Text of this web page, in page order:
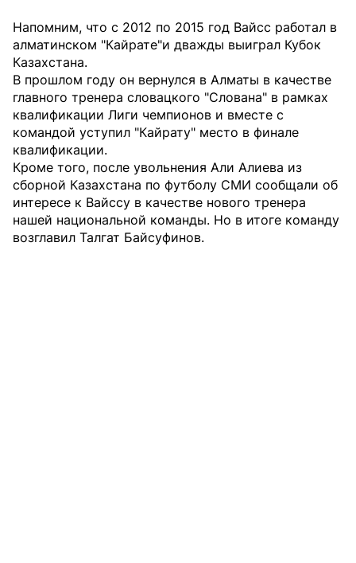
Напомним, что с 2012 по 2015 год Вайсс работал в
алматинском "Кайрате"и дважды выиграл Кубок
Казахстана.
В прошлом году он вернулся в Алматы в качестве
главного тренера словацкого "Слована" в рамках
квалификации Лиги чемпионов и вместе с
командой уступил "Кайрату" место в финале
квалификации.
Кроме того, после увольнения Али Алиева из
сборной Казахстана по футболу СМИ сообщали об
интересе к Вайссу в качестве нового тренера
нашей национальной команды. Но в итоге команду
возглавил Талгат Байсуфинов.